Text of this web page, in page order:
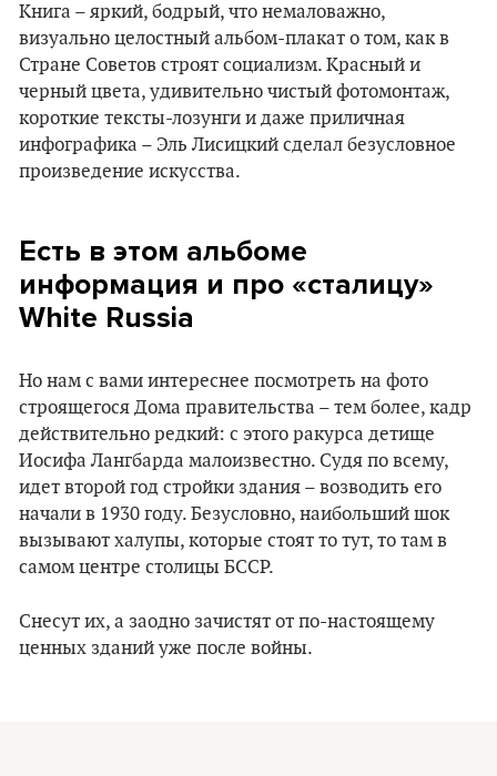
Книга – яркий, бодрый, что немаловажно,
визуально целостный альбом-плакат о том, как в
Стране Советов строят социализм. Красный и
черный цвета, удивительно чистый фотомонтаж,
короткие тексты-лозунги и даже приличная
инфографика – Эль Лисицкий сделал безусловное
произведение искусства.
Есть в этом альбоме
информация и про «сталицу»
White Russia
Но нам с вами интереснее посмотреть на фото
строящегося Дома правительства – тем более, кадр
действительно редкий: с этого ракурса детище
Иосифа Лангбарда малоизвестно. Судя по всему,
идет второй год стройки здания – возводить его
начали в 1930 году. Безусловно, наибольший шок
вызывают халупы, которые стоят то тут, то там в
самом центре столицы БССР.
Снесут их, а заодно зачистят от по-настоящему
ценных зданий уже после войны.